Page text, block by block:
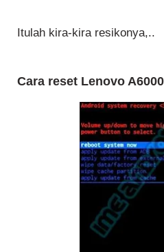
Itulah kira-kira resikonya,..
Cara reset Lenovo